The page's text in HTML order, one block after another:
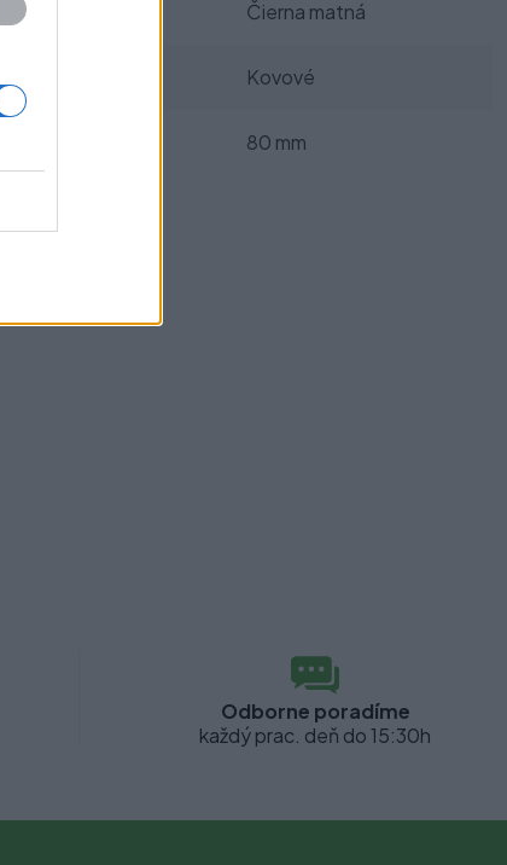
Čierna matná
Kovové
80 mm
Odborne poradíme
každý prac. deň do 15:30h